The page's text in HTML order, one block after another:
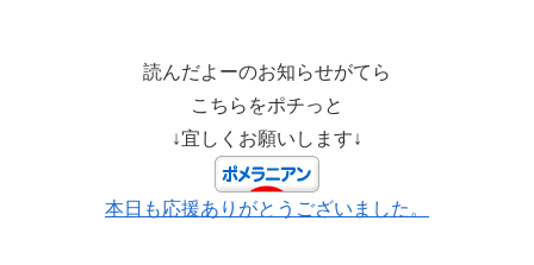
読んだよーのお知らせがてら
こちらをポチっと
↓宜しくお願いします↓
本日も応援ありがとうございました。